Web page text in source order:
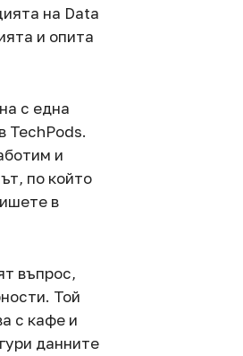
на Data
и опита
с една
TechPods.
и
по който
в
въпрос,
Той
с кафе и
данните